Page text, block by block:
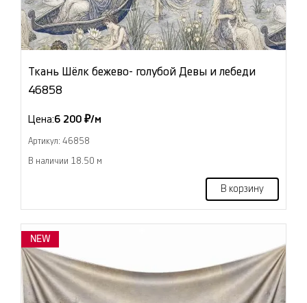
Ткань Шёлк бежево- голубой Девы и лебеди
46858
Цена:6 200 ₽/м
Артикул: 46858
В наличии 18.50 м
В корзину
NEW